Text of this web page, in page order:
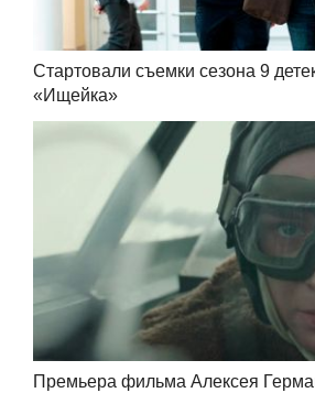
Стартовали съемки сезона 9
«Ищейка»
Премьера фильма Алексея